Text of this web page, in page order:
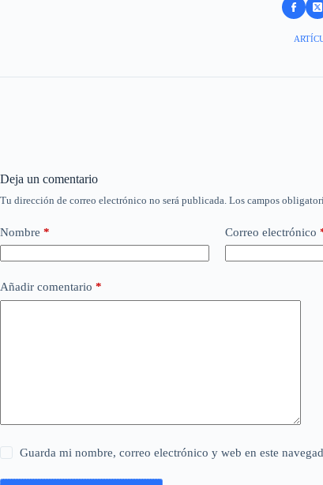
Deja un comentario
Tu dirección de correo electrónico no será publicada. Los campos
Nombre * Correo electrónico
Añadir comentario *
Guarda mi nombre, correo electrónico y web en este